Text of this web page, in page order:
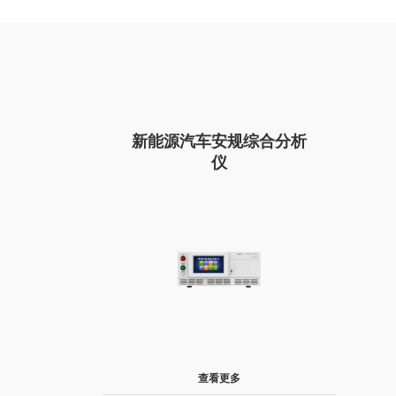
新能源汽车安规综合分析
仪
查看更多